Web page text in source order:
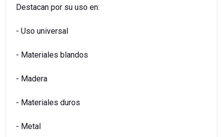
Destacan por su uso en:
- Uso universal
- Materiales blandos
- Madera
- Materiales duros
- Metal